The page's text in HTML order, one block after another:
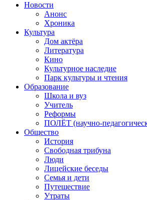
Новости
Анонс
Хроника
Культура
Дом актёра
Литература
Кино
Культурное наследие
Парк культуры и чтения
Образование
Школа и вуз
Учитель
Реформы
ПОЛЁТ (научно-
Общество
История
Свободная трибуна
Люди
Лицейские беседы
Семья и дети
Путешествие
Утраты